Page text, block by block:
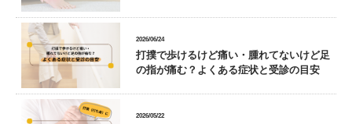
2026/06/24
打撲で歩けるけど痛い・腫れてないけど足
の指が痛む？よくある症状と受診の目安
2026/05/22